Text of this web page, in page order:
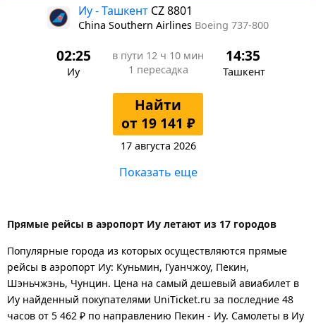
Иу - Ташкент CZ 8801
China Southern Airlines Boeing 737-800
02:25
Иу
в пути 12 ч 10 мин
1 пересадка
14:35
Ташкент
Найти
от 19 141 ₽
17 августа 2026
Показать еще
Прямые рейсы в аэропорт Иу летают из 17 городов
Популярные города из которых осуществляются прямые
рейсы в аэропорт Иу: Куньмин, Гуанчжоу, Пекин,
Шэньчжэнь, Чунцин. Цена на самый дешевый авиабилет в
Иу найденный покупателями UniTicket.ru за последние 48
часов от 5 462 ₽ по направлению Пекин - Иу. Самолеты в Иу